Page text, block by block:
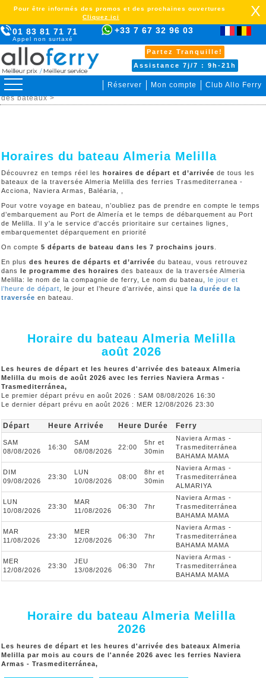
01 83 81 71 71
Appel non surtaxé
+33 7 67 32 96 03
Partez Tranquille!
Assistance 7j/7 : 9h-21h
Réserver Mon compte Club Allo Ferry
Pour être informés des promos et des prochaines ouvertures
Cliquez ici
X
> Almeria Melilla > Organiser votre voyage > Horaire
des bateaux >
Horaires du bateau Almeria Melilla
Découvrez en temps réel les horaires de départ et d’arrivée de tous les
bateaux de la traversée Almeria Melilla des ferries Trasmediterranea -
Acciona, Naviera Armas, Baléaria, ,
Pour votre voyage en bateau, n’oubliez pas de prendre en compte le temps
d’embarquement au Port de Almería et le temps de débarquement au Port
de Melilla. Il y'a le service d'accés prioritaire sur certaines lignes,
embarquementet déparquement en priorité
On compte 5 départs de bateau dans les 7 prochains jours
En plus des heures de départs et d’arrivée du bateau, vous retrouvez
dans le programme des horaires des bateaux de la traversée Almeria
Melilla: le nom de la compagnie de ferry, Le nom du bateau, le jour et
l’heure de départ , le jour et l’heure d’arrivée, ainsi que la durée de la
traversée en bateau.
Horaire du bateau Almeria Melilla
août 2026
Les heures de départ et les heures d'arrivée des bateaux Almeria
Melilla du mois de août 2026 avec les ferries Naviera Armas -
Trasmediterránea,
Le premier départ prévu en août 2026 : SAM 08/08/2026 16:30
Le dernier départ prévu en août 2026 : MER 12/08/2026 23:30
Départ Heure Arrivée Heure Durée Ferry
SAM
08/08/2026
16:30
SAM
08/08/2026
22:00
5hr et
30min
Naviera Armas -
Trasmediterránea
BAHAMA MAMA
DIM
09/08/2026
23:30
LUN
10/08/2026
08:00
8hr et
30min
Naviera Armas -
Trasmediterránea
ALMARIYA
LUN
10/08/2026
23:30
MAR
11/08/2026
06:30 7hr
Naviera Armas -
Trasmediterránea
BAHAMA MAMA
MAR
11/08/2026
23:30
MER
12/08/2026
06:30 7hr
Naviera Armas -
Trasmediterránea
BAHAMA MAMA
MER
12/08/2026
23:30
JEU
13/08/2026
06:30 7hr
Naviera Armas -
Trasmediterránea
BAHAMA MAMA
Horaire du bateau Almeria Melilla
2026
Les heures de départ et les heures d'arrivée des bateaux Almeria
Melilla par mois au cours de l'année 2026 avec les ferries Naviera
Armas - Trasmediterránea,